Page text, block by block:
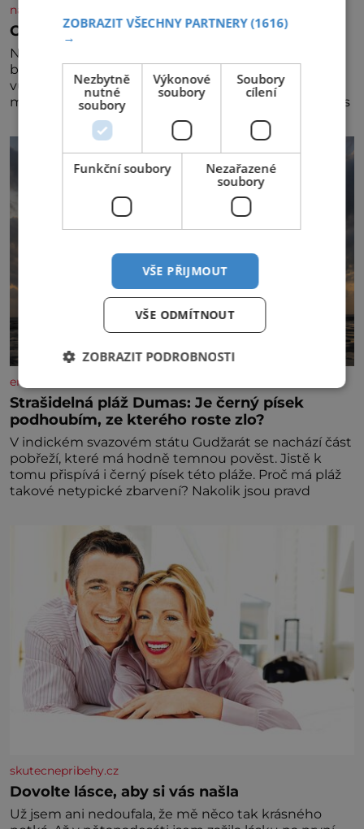
nasehvezdy.cz
Osamělá herečka Syslová všechno vzdala?
Nedávno se povídalo, že má Dana Syslová (80)
blízkého přítele, který je jí oporou. Ale je to ještě
vůbec pravda? V posledních dnech čím dál častěji
mluví o svém odchodu. Dohnala ji snad samota? Půs
enigmaplus.cz
Strašidelná pláž Dumas: Je černý písek
podhoubím, ze kterého roste zlo?
V indickém svazovém státu Gudžarát se nachází část
pobřeží, které má hodně temnou pověst. Jistě k
tomu přispívá i černý písek této pláže. Proč má pláž
takové netypické zbarvení? Nakolik jsou pravd
skutecnepribehy.cz
Dovolte lásce, aby si vás našla
Už jsem ani nedoufala, že mě něco tak krásného
ZOBRAZIT VŠECHNY PARTNERY(1616)
→
Nezbytně
nutné
soubory
Výkonové
soubory
Soubory
cílení
Funkční soubory
Nezařazené
soubory
VŠE PŘIJMOUT
VŠE ODMÍTNOUT
ZOBRAZIT PODROBNOSTI